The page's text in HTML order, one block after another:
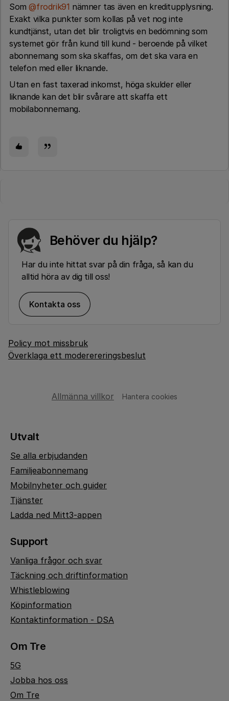
Som@frodrik91 nämner tas även en kreditupplysning.
Exakt vilka punkter som kollas på vet nog inte
kundtjänst, utan det blir troligtvis en bedömning som
systemet gör från kund till kund - beroende på vilket
abonnemang som ska skaffas, om det ska vara en
telefon med eller liknande.
Utan en fast taxerad inkomst, höga skulder eller
liknande kan det blir svårare att skaffa ett
mobilabonnemang.
Behöver du hjälp?
Har du inte hittat svar på din fråga, så kan du
alltid höra av dig till oss!
Kontakta oss
Policy mot missbruk
Överklaga ett moderereringsbeslut
Allmänna villkor Hantera cookies
Utvalt
Se alla erbjudanden
Familjeabonnemang
Mobilnyheter och guider
Tjänster
Ladda ned Mitt3-appen
Support
Vanliga frågor och svar
Täckning och driftinformation
Whistleblowing
Köpinformation
Kontaktinformation - DSA
Om Tre
5G
Jobba hos oss
Om Tre